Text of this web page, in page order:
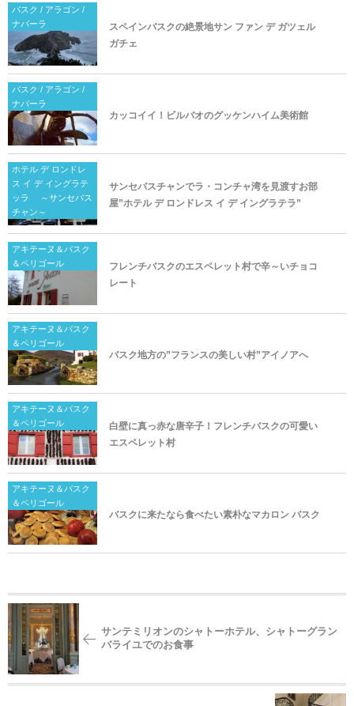
バスク / アラゴン /
ナバーラ
スペインバスクの絶景地サン ファン デ ガツェル
ガチェ
バスク / アラゴン /
ナバーラ
カッコイイ！ビルバオのグッケンハイム美術館
ホテル デ ロンドレ
ス イ デ イングラテ
ッラ ～サンセバス
チャン～
サンセバスチャンでラ・コンチャ湾を見渡すお部
屋”ホテル デ ロンドレス イ デ イングラテラ”
アキテーヌ＆バスク
＆ペリゴール
フレンチバスクのエスペレット村で辛～いチョコ
レート
アキテーヌ＆バスク
＆ペリゴール
バスク地方の”フランスの美しい村”アイノアへ
アキテーヌ＆バスク
＆ペリゴール
白壁に真っ赤な唐辛子！フレンチバスクの可愛い
エスペレット村
アキテーヌ＆バスク
＆ペリゴール
バスクに来たなら食べたい素朴なマカロン バスク
サンテミリオンのシャトーホテル、シャトーグラン
バライユでのお食事